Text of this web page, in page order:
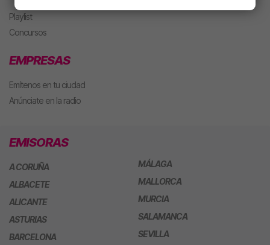
Playlist
Concursos
EMPRESAS
Emítenos en tu ciudad
Anúnciate en la radio
EMISORAS
A CORUÑA
ALBACETE
ALICANTE
ASTURIAS
BARCELONA
MÁLAGA
MALLORCA
MURCIA
SALAMANCA
SEVILLA